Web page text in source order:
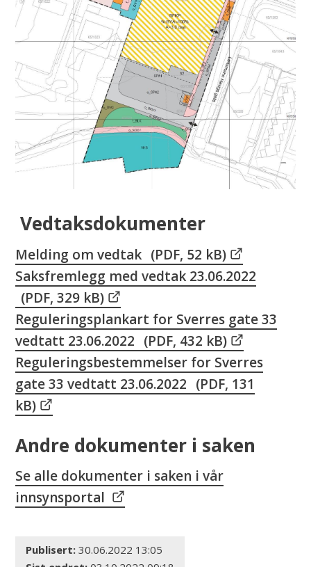
Vedtaksdokumenter
Melding om vedtak (PDF, 52 kB)
Saksfremlegg med vedtak 23.06.2022
(PDF, 329 kB)
Reguleringsplankart for Sverres gate 33
vedtatt 23.06.2022 (PDF, 432 kB)
Reguleringsbestemmelser for Sverres
gate 33 vedtatt 23.06.2022 (PDF, 131
kB)
Andre dokumenter i saken
Se alle dokumenter i saken i vår
innsynsportal
Publisert 30.06.2022 13:05